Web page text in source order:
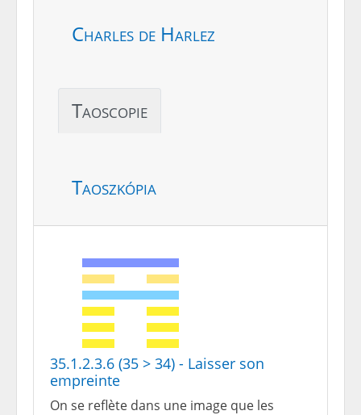
Charles de Harlez
Taoscopie
Taoszkópia
35.1.2.3.6 (35 > 34) - Laisser son
empreinte
On se reflète dans une image que les